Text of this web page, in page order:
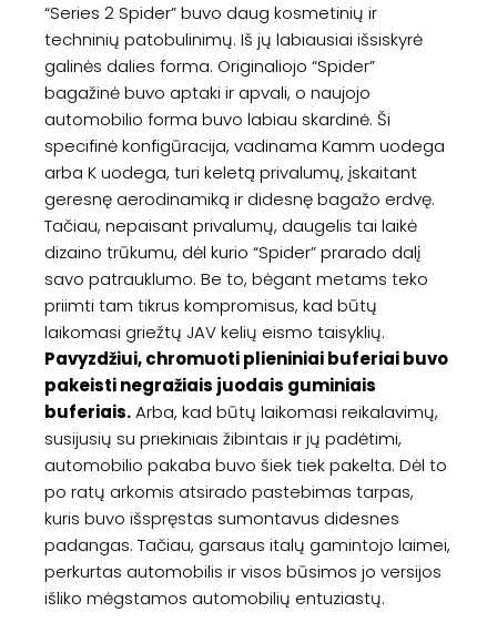
“Series 2 Spider” buvo daug kosmetinių ir
techninių patobulinimų. Iš jų labiausiai išsiskyrė
galinės dalies forma. Originaliojo “Spider”
bagažinė buvo aptaki ir apvali, o naujojo
automobilio forma buvo labiau skardinė. Ši
specifinė konfigūracija, vadinama Kamm uodega
arba K uodega, turi keletą privalumų, įskaitant
geresnę aerodinamiką ir didesnę bagažo erdvę.
Tačiau, nepaisant privalumų, daugelis tai laikė
dizaino trūkumu, dėl kurio “Spider” prarado dalį
savo patrauklumo. Be to, bėgant metams teko
priimti tam tikrus kompromisus, kad būtų
laikomasi griežtų JAV kelių eismo taisyklių.
Pavyzdžiui, chromuoti plieniniai buferiai buvo
pakeisti negražiais juodais guminiais
buferiais.Arba, kad būtų laikomasi reikalavimų,
susijusių su priekiniais žibintais ir jų padėtimi,
automobilio pakaba buvo šiek tiek pakelta. Dėl to
po ratų arkomis atsirado pastebimas tarpas,
kuris buvo išspręstas sumontavus didesnes
padangas. Tačiau, garsaus italų gamintojo laimei,
perkurtas automobilis ir visos būsimos jo versijos
išliko mėgstamos automobilių entuziastų.